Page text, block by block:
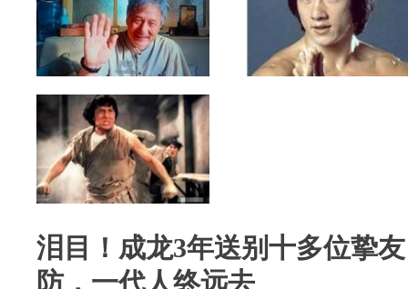
泪目！成龙3年送别十多位挚
防，一代人终远去